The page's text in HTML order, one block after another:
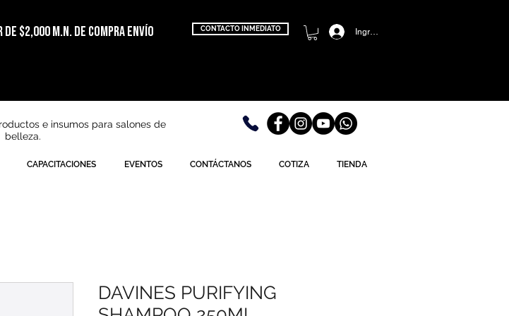
e insumos para salones de
belleza.
CAPACITACIONES EVENTOS CONTÁCTANOS COTIZA TIENDA
$2,000 m.n. de compra ENVÍO
CONTACTO INMEDIATO Ingresa
DAVINES PURIFYING